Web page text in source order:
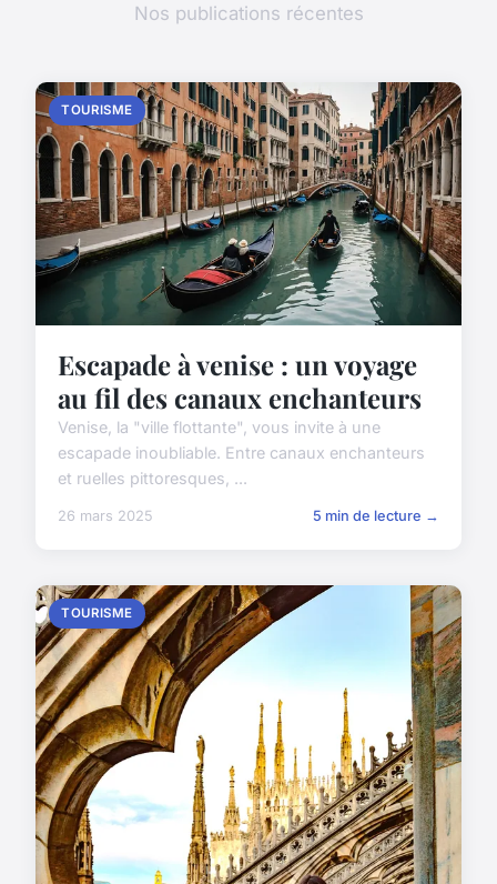
Nos publications récentes
TOURISME
Escapade à venise : un voyage
au fil des canaux enchanteurs
Venise, la "ville flottante", vous invite à une
escapade inoubliable. Entre canaux enchanteurs
et ruelles pittoresques, ...
26 mars 2025 5 min de lecture →
TOURISME